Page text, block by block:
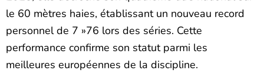
le 60 mètres haies, établissant un nouveau record
personnel de 7 »76 lors des séries. Cette
performance confirme son statut parmi les
meilleures européennes de la discipline.